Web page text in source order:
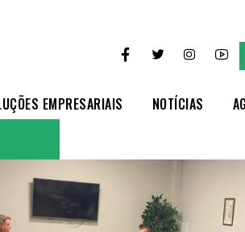
EMPRESARIAIS NOTÍCIAS